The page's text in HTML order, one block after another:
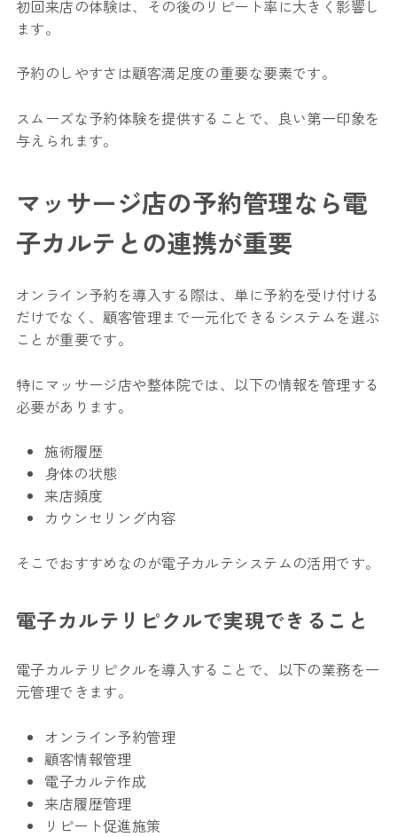
初回来店の体験は、その後のリピート率に大きく影響し
ます。
予約のしやすさは顧客満足度の重要な要素です。
スムーズな予約体験を提供することで、良い第一印象を
与えられます。
マッサージ店の予約管理なら電
子カルテとの連携が重要
オンライン予約を導入する際は、単に予約を受け付ける
だけでなく、顧客管理まで一元化できるシステムを選ぶ
ことが重要です。
特にマッサージ店や整体院では、以下の情報を管理する
必要があります。
施術履歴
身体の状態
来店頻度
カウンセリング内容
そこでおすすめなのが電子カルテシステムの活用です。
電子カルテリピクルで実現できること
電子カルテリピクルを導入することで、以下の業務を一
元管理できます。
オンライン予約管理
顧客情報管理
電子カルテ作成
来店履歴管理
リピート促進施策